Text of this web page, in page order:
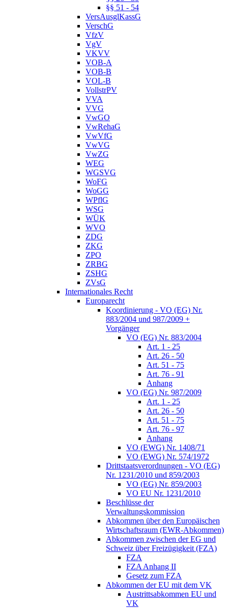
§§ 51 - 54
VersAusglKassG
VerschG
VfzV
VgV
VKVV
VOB-A
VOB-B
VOL-B
VollstrPV
VVA
VVG
VwGO
VwRehaG
VwVfG
VwVG
VwZG
WEG
WGSVG
WoFG
WoGG
WPflG
WSG
WÜK
WVO
ZDG
ZKG
ZPO
ZRBG
ZSHG
ZVsG
Internationales Recht
Europarecht
Koordinierung - VO (EG) Nr.
883/2004 und 987/2009 +
Vorgänger
VO (EG) Nr. 883/2004
Art. 1 - 25
Art. 26 - 50
Art. 51 - 75
Art. 76 - 91
Anhang
VO (EG) Nr. 987/2009
Art. 1 - 25
Art. 26 - 50
Art. 51 - 75
Art. 76 - 97
Anhang
VO (EWG) Nr. 1408/71
VO (EWG) Nr. 574/1972
Drittstaatsverordnungen - VO (EG)
Nr. 1231/2010 und 859/2003
VO (EG) Nr. 859/2003
VO EU Nr. 1231/2010
Beschlüsse der
Verwaltungskommission
Abkommen über den Europäischen
Wirtschaftsraum (EWR-Abkommen)
Abkommen zwischen der EG und
Schweiz über Freizügigkeit (FZA)
FZA
FZA Anhang II
Gesetz zum FZA
Abkommen der EU mit dem VK
Austrittsabkommen EU und
VK